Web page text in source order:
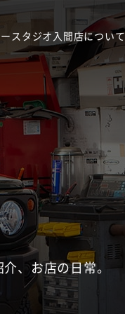
スタジオ入間店について
、お店の日常。